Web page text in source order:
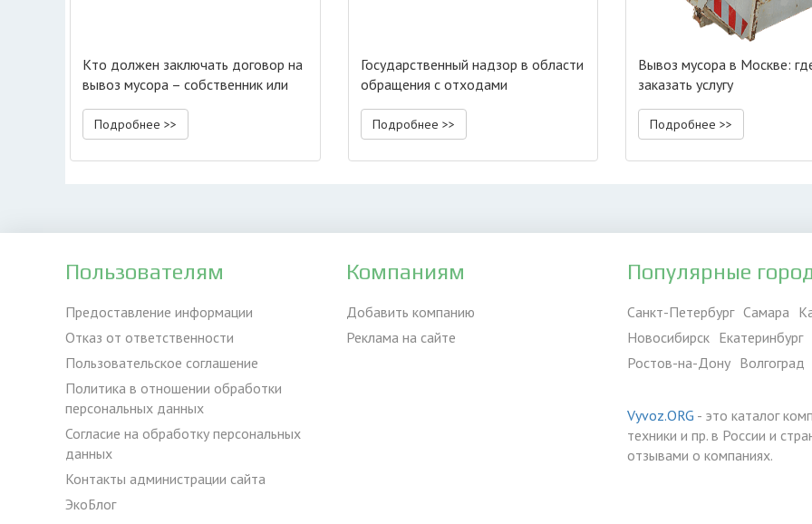
Кто должен заключать договор на
вывоз мусора – собственник или
арендатор?
Подробнее >>
Государственный надзор в области
обращения с отходами
Подробнее >>
Вывоз мусора в Москве:
заказать услугу
Подробнее >>
Пользователям
Предоставление информации
Отказ от ответственности
Пользовательское соглашение
Политика в отношении обработки
персональных данных
Согласие на обработку персональных
данных
Контакты администрации сайта
ЭкоБлог
Компаниям
Добавить компанию
Реклама на сайте
Популярные
Санкт-Петербург Самара
Новосибирск Екатеринбург
Ростов-на-Дону Волгоград
Vyvoz.ORG - это каталог
техники и пр. в России и
отзывами о компаниях.